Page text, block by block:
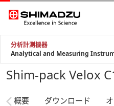
分析計測機器
Analytical and Measuring
Shim-pack Velox
概要 ダウンロード